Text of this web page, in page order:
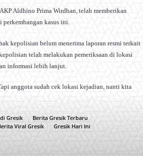
Aldhino Prima Wirdhan, telah memberikan
perkembangan kasus ini.
kepolisian belum menerima laporan resmi terkait
telah melakukan pemeriksaan di lokasi
informasi lebih lanjut.
anggota sudah cek lokasi kejadian, nanti kita
Gresik
Berita Gresik Terbaru
Viral Gresik
Gresik Hari Ini